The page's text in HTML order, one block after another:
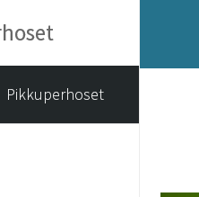
Pikkuperhoset